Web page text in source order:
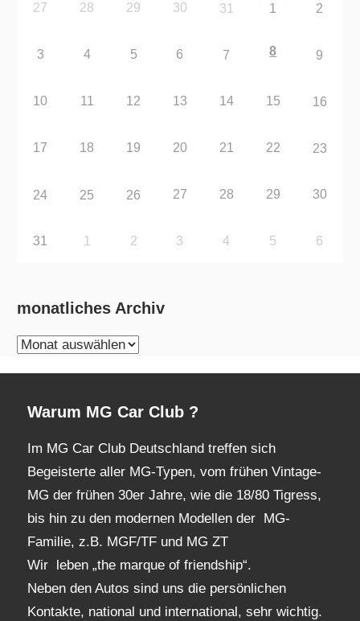
27 28 29 30 31 1 2
3 4 5 6 7 8 9
10 11 12 13 14 15 16
17 18 19 20 21 22 23
24 25 26 27 28 29 30
31 1 2 3 4 5 6
monatliches Archiv
monatliches
Warum MG Car Club ?
Im MG Car Club Deutschland treffen sich
Begeisterte aller MG-Typen, vom frühen Vintage-
MG der frühen 30er Jahre, wie die 18/80 Tigress,
bis hin zu den modernen Modellen der MG-
Familie, z.B. MGF/TF und MG ZT
Wir leben „the marque of friendship“.
Neben den Autos sind uns die persönlichen
Kontakte, national und international, sehr wichtig.